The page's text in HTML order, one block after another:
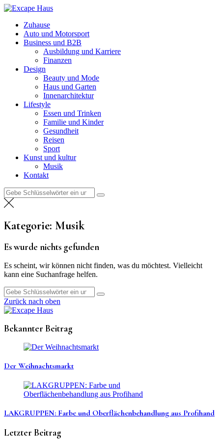
Zum
springen
Weltnachrichten
Zuhause
Auto und Motorsport
Business und B2B
Ausbildung und Karriere
Finanzen
Design
Beauty und Mode
Haus und Garten
Innenarchitektur
Lifestyle
Essen und Trinken
Familie und Kinder
Gesundheit
Reisen
Sport
Kunst und kultur
Musik
Kontakt
Suche
nach:
Kategorie: Musik
Es wurde nichts gefunden
Es scheint, wir können nicht finden, was du möchtest. Vielleicht
kann eine Suchanfrage helfen.
Suche
nach:
Zurück nach oben
Bekannter Beitrag
Der Weihnachtsmarkt
LAKGRUPPEN: Farbe und Oberflächenbehandlung aus Profihand
Letzter Beitrag